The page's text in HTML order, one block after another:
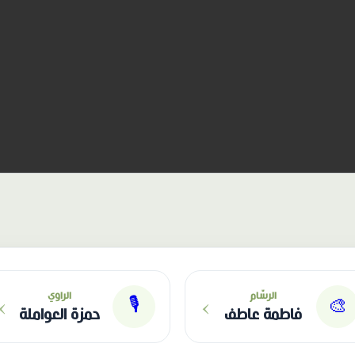
🎨
الرسّام
فاطمة عاطف ›
🎙 الراوي
حمزة العواملة